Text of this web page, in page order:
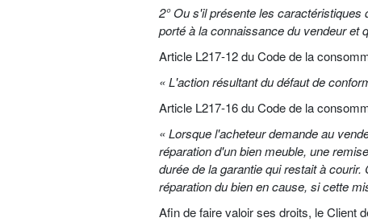
2° Ou s'il présente les
porté à la connaissance du vendeur et
Article L217-12 du Code de la
« L'action résultant du défaut de
Article L217-16 du Code de la
« Lorsque l'acheteur demande au
réparation d'un bien meuble, une
durée de la garantie qui restait à
réparation du bien en cause, si cette
Afin de faire valoir ses droits, le Client